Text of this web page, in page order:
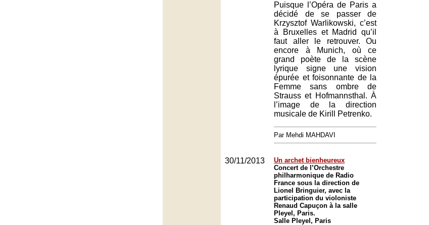
Puisque l’Opéra de Paris a
décidé de se passer de
Krzysztof Warlikowski, c’est
à Bruxelles et Madrid qu’il
faut aller le retrouver. Ou
encore à Munich, où ce
grand poète de la scène
lyrique signe une vision
épurée et foisonnante de la
Femme sans ombre de
Strauss et Hofmannsthal. À
l’image de la direction
musicale de Kirill Petrenko.
Par Mehdi MAHDAVI
30/11/2013
Un archet bienheureux
Concert de l’Orchestre
philharmonique de Radio
France sous la direction de
Lionel Bringuier, avec la
participation du violoniste
Renaud Capuçon à la salle
Pleyel, Paris.
Salle Pleyel, Paris